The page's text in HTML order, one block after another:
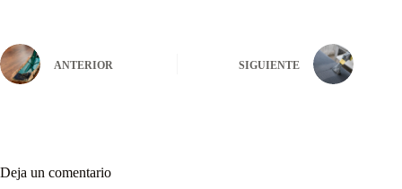
ANTERIOR SIGUIENTE
Deja un comentario